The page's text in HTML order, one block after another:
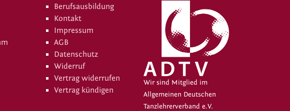
Berufsausbildung
Kontakt
Impressum
AGB
Datenschutz
Widerruf
Vertrag widerrufen
Vertrag kündigen
Wir sind Mitglied im
Allgemeinen Deutschen
Tanzlehrerverband e.V.